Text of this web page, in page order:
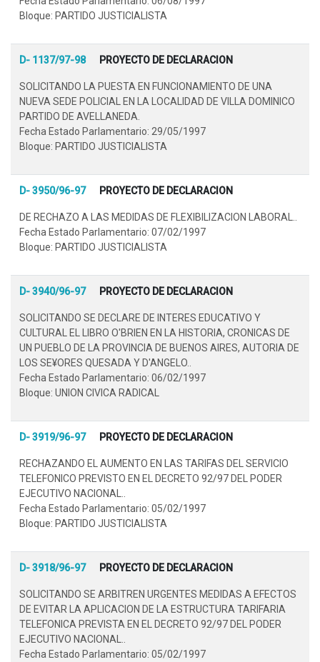
Bloque: PARTIDO JUSTICIALISTA
D- 1137/97-98 PROYECTO DE DECLARACION
SOLICITANDO LA PUESTA EN FUNCIONAMIENTO DE UNA
NUEVA SEDE POLICIAL EN LA LOCALIDAD DE VILLA DOMINICO
PARTIDO DE AVELLANEDA.
Fecha Estado Parlamentario: 29/05/1997
Bloque: PARTIDO JUSTICIALISTA
D- 3950/96-97 PROYECTO DE DECLARACION
DE RECHAZO A LAS MEDIDAS DE FLEXIBILIZACION LABORAL..
Fecha Estado Parlamentario: 07/02/1997
Bloque: PARTIDO JUSTICIALISTA
D- 3940/96-97 PROYECTO DE DECLARACION
SOLICITANDO SE DECLARE DE INTERES EDUCATIVO Y
CULTURAL EL LIBRO O'BRIEN EN LA HISTORIA, CRONICAS DE
UN PUEBLO DE LA PROVINCIA DE BUENOS AIRES, AUTORIA DE
LOS SE¥ORES QUESADA Y D'ANGELO..
Fecha Estado Parlamentario: 06/02/1997
Bloque: UNION CIVICA RADICAL
D- 3919/96-97 PROYECTO DE DECLARACION
RECHAZANDO EL AUMENTO EN LAS TARIFAS DEL SERVICIO
TELEFONICO PREVISTO EN EL DECRETO 92/97 DEL PODER
EJECUTIVO NACIONAL..
Fecha Estado Parlamentario: 05/02/1997
Bloque: PARTIDO JUSTICIALISTA
D- 3918/96-97 PROYECTO DE DECLARACION
SOLICITANDO SE ARBITREN URGENTES MEDIDAS A EFECTOS
DE EVITAR LA APLICACION DE LA ESTRUCTURA TARIFARIA
TELEFONICA PREVISTA EN EL DECRETO 92/97 DEL PODER
EJECUTIVO NACIONAL..
Fecha Estado Parlamentario: 05/02/1997